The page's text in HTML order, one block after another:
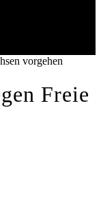
vorgehen
Freie